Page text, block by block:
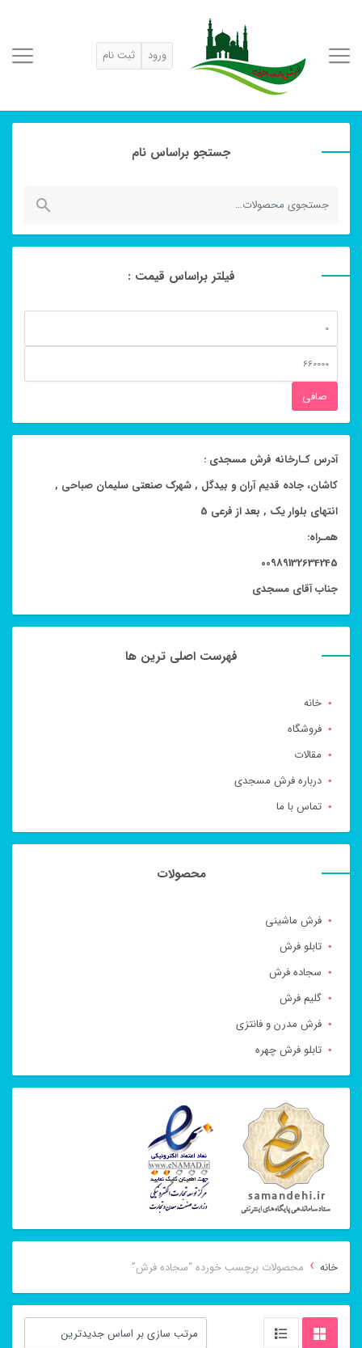
ورود ثبت نام
جستجو براساس نام
جستجو
فیلتر براساس قیمت :
قیمت
قيمت
صافی
آدرس کـارخانه فرش مسجدی :
کاشان، جاده قدیم آران و بیدگل , شهرک صنعتی سلیمان صباحی ,
انتهای بلوار یک , بعد از فرعی 5
همـراه:
00989132634245
جناب آقای مسجدی
فهرست اصلی ترین ها
خانه
فروشگاه
مقالات
درباره فرش مسجدی
تماس با ما
محصولات
فرش ماشینی
تابلو فرش
سجاده فرش
گلیم فرش
فرش مدرن و فانتزی
تابلو فرش چهره
خانه › محصولات برچسب خورده “سجاده فرش”